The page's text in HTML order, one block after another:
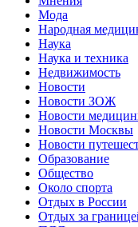
Мода
Народная
Наука
Наука и техника
Недвижимость
Новости
Новости ЗОЖ
Новости
Новости Москвы
Новости
Образование
Общество
Около спорта
Отдых в России
Отдых за